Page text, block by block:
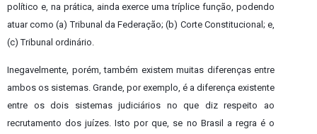
político e, na prática, ainda exerce uma tríplice função, podendo
atuar como (a) Tribunal da Federação; (b) Corte Constitucional; e,
(c) Tribunal ordinário.
Inegavelmente, porém, também existem muitas diferenças entre
ambos os sistemas. Grande, por exemplo, é a diferença existente
entre os dois sistemas judiciários no que diz respeito ao
recrutamento dos juízes. Isto por que, se no Brasil a regra é o